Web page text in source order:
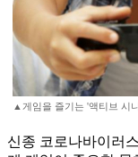
▲게임을 즐기는 '액티브 시
신종 코로나바이러